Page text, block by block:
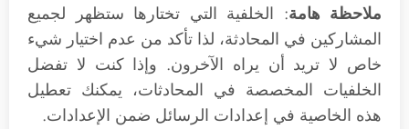
ملاحظة هامة: الخلفية التي تختارها ستظهر لجميع
المشاركين في المحادثة، لذا تأكد من عدم اختيار شيء
خاص لا تريد أن يراه الآخرون. وإذا كنت لا تفضل
الخلفيات المخصصة في المحادثات، يمكنك تعطيل
هذه الخاصية في إعدادات الرسائل ضمن الإعدادات.